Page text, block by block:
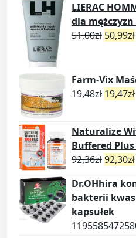
LIERAC
dla mężczyzn
51,00zł 50,99zł
Farm-Vix
19,48zł 19,47zł
Naturalize
Buffered Plus
92,36zł92,30zł
Dr.OHhira
bakterii
kapsułek